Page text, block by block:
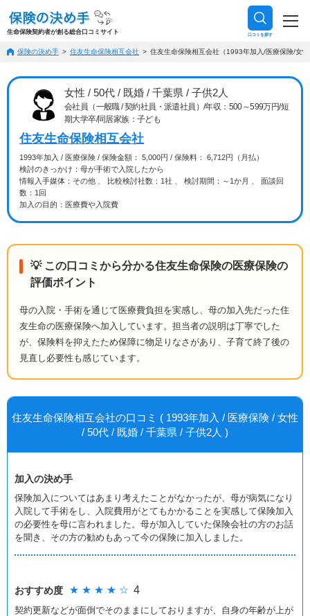
生命保険契約者が創る総合口コミサイト 口コミを探す
保険の決め手 住友生命保険相互会社 住友生命保険相互会社（1993年加入/医療保険/女
女性 / 50代 / 既婚 / 千葉県 / 子供2人
会社員（一般職 / 契約社員・派遣社員）/年収：500～599万円/短
期大学卒/同居家族：子ども
住友生命保険相互会社
1993年加入 / 医療保険 / 保険金額： 5,000円 / 保険料： 6,712円（月払）
検討のきっかけ：母が手術で入院したから
情報入手媒体：その他 、 比較検討社数：1社 、 検討期間：～1か月 、 面談回
数：1回
加入の目的：医療費や入院費
💡 この口コミから分かる住友生命保険の医療保険の
評価ポイント
母の入院・手術を通じて医療費負担を実感し、母の加入先だった住
友生命の医療保険へ加入しています。担当者の説明は丁寧でした
が、保険料を抑えたため保障に物足りなさがあり、子育て終了後の
見直し必要性も感じています。
住友生命保険相互会社の口コミ ( 1993年加入 / 医療保険 / 女性
/ 50代 / 既婚 / 千葉県 / 子供2人 )
加入の決め手
保険加入についてはあまり考えたことがなかったが、母が病気になり
入院して手術をし、入院費用がとてもかかることを実感して保険加入
の必要性を母に言われました。母が加入していた保険会社の方のお話
を聞き、その方の勧めもあって今の保険に加入しました。
おすすめ度 ★ ★ ★ ★ ☆ 4
契約更新などが面倒でそのままにしておりますが、自身の年齢が上が